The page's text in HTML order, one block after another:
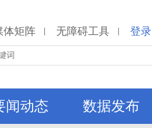
体矩阵 | 无障碍工具 | 登录
闻动态 数据发布